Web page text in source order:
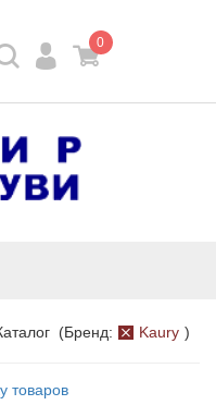
0
(Бренд: Kaury )
товаров